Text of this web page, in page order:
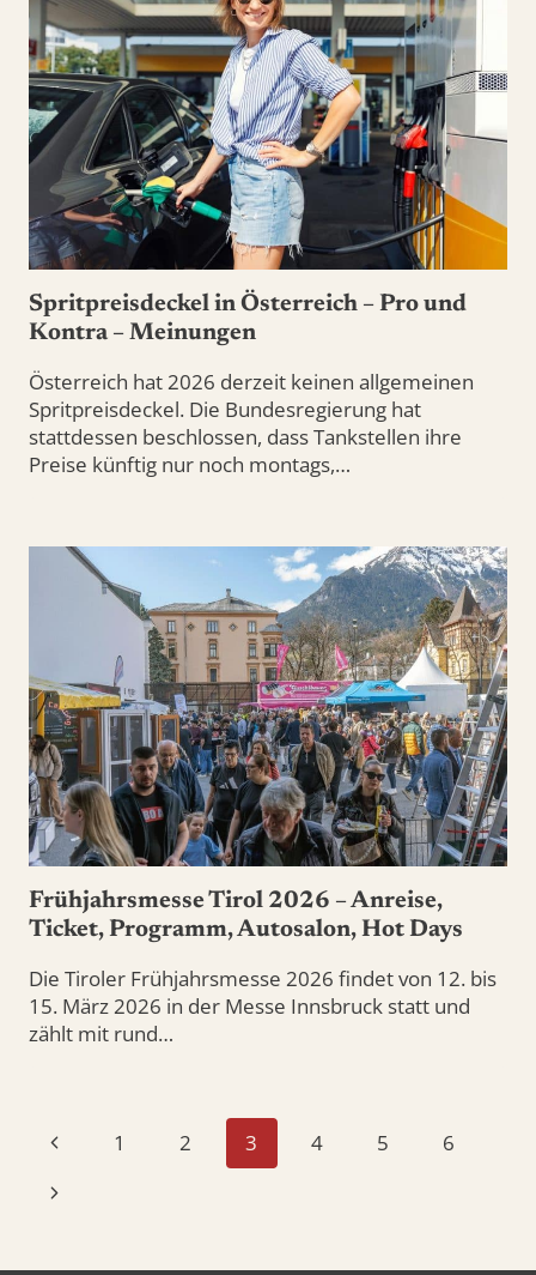
Spritpreisdeckel in Österreich – Pro und
Kontra – Meinungen
Österreich hat 2026 derzeit keinen allgemeinen
Spritpreisdeckel. Die Bundesregierung hat
stattdessen beschlossen, dass Tankstellen ihre
Preise künftig nur noch montags,…
Frühjahrsmesse Tirol 2026 – Anreise,
Ticket, Programm, Autosalon, Hot Days
Die Tiroler Frühjahrsmesse 2026 findet von 12. bis
15. März 2026 in der Messe Innsbruck statt und
zählt mit rund…
Seitennavigation
Vorherige
Seite
1 2 3 4 5
6
Nächste